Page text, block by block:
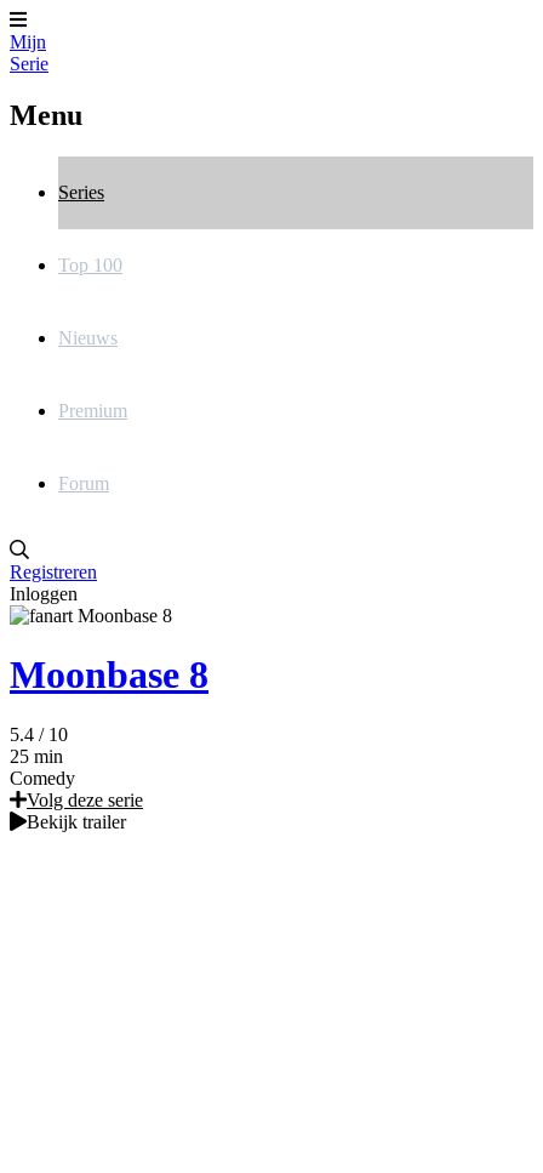
Mijn
Serie
Menu
Series
Top 100
Nieuws
Premium
Forum
Registreren
Inloggen
Moonbase 8
5.4 / 10
25 min
Comedy
Volg deze serie
Bekijk trailer